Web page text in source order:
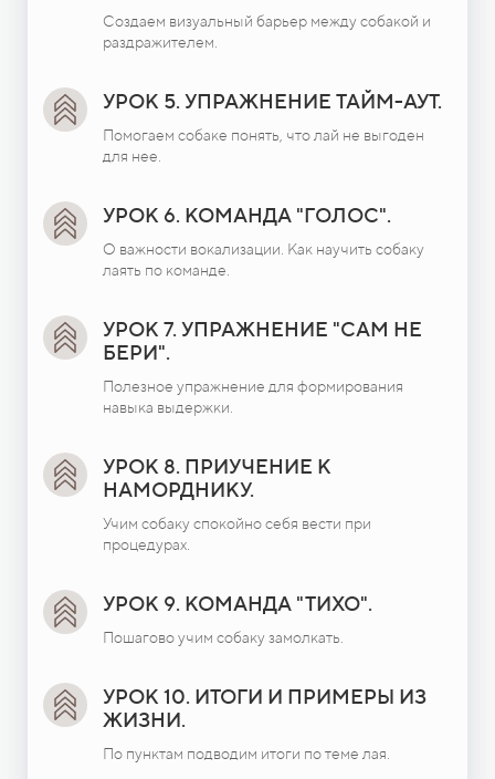
Создаем визуальный барьер между собакой и
раздражителем.
УРОК 5. УПРАЖНЕНИЕ ТАЙМ-АУТ.
Помогаем собаке понять, что лай не выгоден
для нее.
УРОК 6. КОМАНДА "ГОЛОС".
О важности вокализации. Как научить собаку
лаять по команде.
УРОК 7. УПРАЖНЕНИЕ "САМ НЕ
БЕРИ".
Полезное упражнение для формирования
навыка выдержки.
УРОК 8. ПРИУЧЕНИЕ К
НАМОРДНИКУ.
Учим собаку спокойно себя вести при
процедурах.
УРОК 9. КОМАНДА "ТИХО".
Пошагово учим собаку замолкать.
УРОК 10. ИТОГИ И ПРИМЕРЫ ИЗ
ЖИЗНИ.
По пунктам подводим итоги по теме лая.